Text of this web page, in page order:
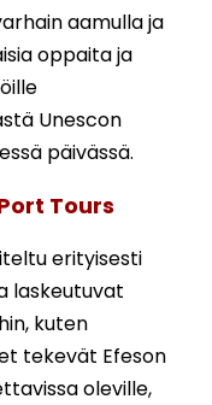
aamulla ja
oppaita ja
Unescon
päivässä.
Tours
erityisesti
laskeutuvat
kuten
tekevät Efeson
oleville,